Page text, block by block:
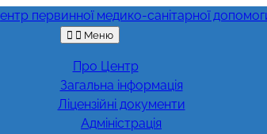
Меню
Про Центр
Загальна інформація
Ліцензійні документи
Адміністрація